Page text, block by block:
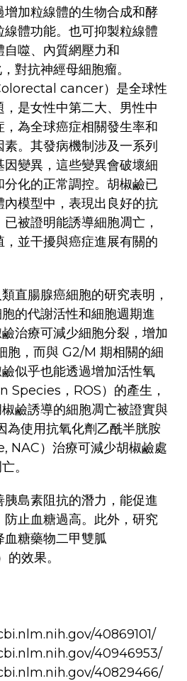
增加粒線體的生物合成和酵
線體功能。也可抑製粒線體
自噬、內質網壓力和
對抗神經母細胞瘤。
cancer）是全球性
，是女性中第二大、男性中
，為全球癌症相關發生率和
。其發病機制涉及一系列
因變異，這些變異會破壞細
分化的正常調控。胡椒鹼已
內模型中，表現出良好的抗
被證明能誘導細胞凋亡，
，並干擾與癌症進展有關的
直腸腺癌細胞的研究表明，
的代謝活性和細胞週期進
治療可減少細胞分裂，增加
胞，而與 G2/M 期相關的細
似乎也能透過增加活性氧
Species，ROS）的產生，
鹼誘導的細胞凋亡被證實與
為使用抗氧化劑乙酰半胱胺
NAC）治療可減少胡椒鹼處
。
島素阻抗的潛力，能促進
防止血糖過高。此外，研究
糖藥物二甲雙胍
效果。
40869101/
40946953/
40829466/